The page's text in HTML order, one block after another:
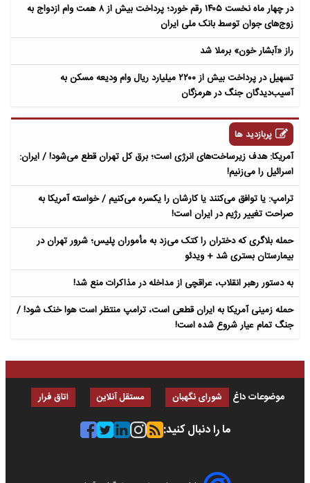
در چهار ماه نخست ۱۴۰۵ رقم خورد؛ پرداخت بیش از ۸ همت وام ازدواج به
زوج‌های جوان توسط بانک ملی ایران
راز «آبشار خون» برملا شد
تسهیل در پرداخت بیش از ۲۲۰۰ میلیارد ریال وام ودیعه مسکن به
آسیب‌دیدگان جنگ در هرمزگان
پربازدید ها
آمریکا: هدف زیرساخت‌های انرژی است؛ برق کل تهران قطع می‌شود! / ایران:
اسرائیل را می‌زنیم!
ترامپ: یا توافق می‌کنند یا کارشان را یکسره می‌کنیم / خواسته آمریکا به
صراحت تغییر رژیم در ایران است!
حمله بلاگری که دختران را کتک می‌زد به مأموران پلیس؛ شرور تهران در
بیمارستان بستری شد + ویدئو
به دستور رهبر انقلاب، عراقچی از مداخله در مذاکرات منع شد!
حمله زمینی آمریکا به ایران قطعی است، ترامپ منتظر است هوا خنک شود! /
جنگ تمام عیار شروع شده است!
موضوعات داغ شورای نگهبان مستقل آنلاین اتاق فرار
ما را دنبال کنید: